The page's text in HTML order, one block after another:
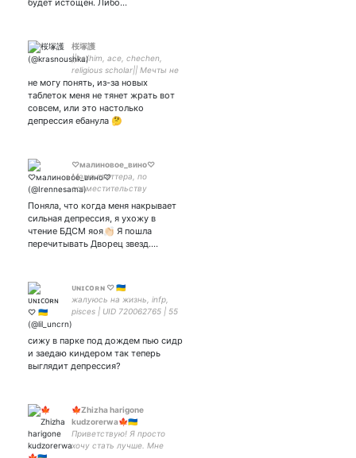
будет истощён. Либо…
桜塚護
||he/him, ace, chechen,
religious scholar|| Мечты не
умирают, поэтому мы
хороним их заживо.
не могу понять, из-за новых
таблеток меня не тянет жрать вот
совсем, или это настолько
депрессия ебанула 🤔
♡малиновое_вино♡
Мама твиттера, по
совместительству
орёт в тви на свою жизнь~
Поняла, что когда меня накрывает
сильная депрессия, я ухожу в
чтение БДСМ яоя👏🏻 Я пошла
перечитывать Дворец звезд.…
ᴜɴɪᴄᴏʀɴ ♡︎ 🇺🇦
жалуюсь на жизнь, infp,
pisces | UID 720062765 | 55
радость
сижу в парке под дождем пью сидр
и заедаю киндером так теперь
выглядит депрессия?
🍁Zhizha harigone
kudzorerwa🍁🇺🇦
Приветствую! Я просто
хочу стать лучше. Мне